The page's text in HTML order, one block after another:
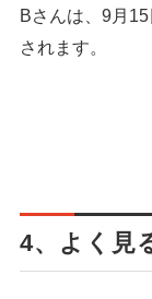
Bさんは、9月
されます。
4、よく見